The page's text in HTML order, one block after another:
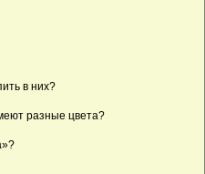
в них?
разные цвета?